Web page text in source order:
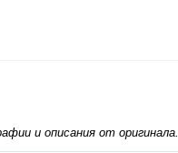
и описания от оригинала.